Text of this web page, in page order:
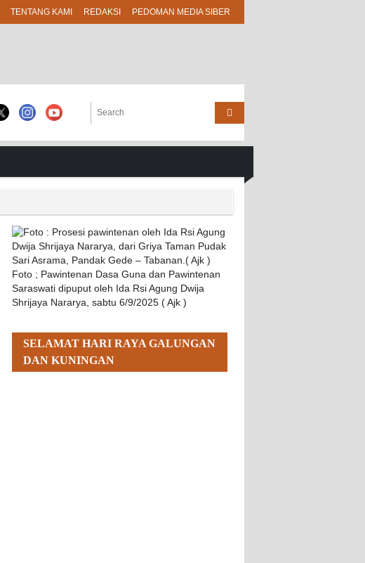
TENTANG KAMI REDAKSI PEDOMAN MEDIA SIBER
Foto ; Pawintenan Dasa Guna dan Pawintenan
Saraswati dipuput oleh Ida Rsi Agung Dwija
Shrijaya Nararya, sabtu 6/9/2025 ( Ajk )
SELAMAT HARI RAYA GALUNGAN
DAN KUNINGAN